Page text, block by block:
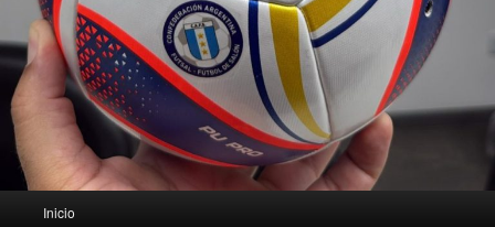
Inicio